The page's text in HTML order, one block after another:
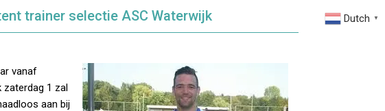
trainer selectie ASC Waterwijk
vanaf
zaterdag 1 zal
aan bij
Dutch ▼